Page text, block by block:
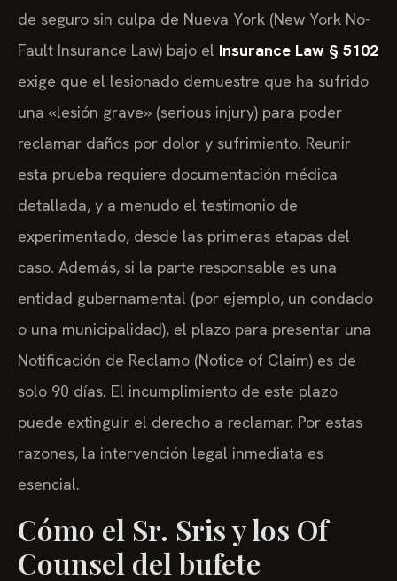
de seguro sin culpa de Nueva York (New York No-
Fault Insurance Law) bajo el Insurance Law § 5102
exige que el lesionado demuestre que ha sufrido
una «lesión grave» (serious injury) para poder
reclamar daños por dolor y sufrimiento. Reunir
esta prueba requiere documentación médica
detallada, y a menudo el testimonio de
experimentado, desde las primeras etapas del
caso. Además, si la parte responsable es una
entidad gubernamental (por ejemplo, un condado
o una municipalidad), el plazo para presentar una
Notificación de Reclamo (Notice of Claim) es de
solo 90 días. El incumplimiento de este plazo
puede extinguir el derecho a reclamar. Por estas
razones, la intervención legal inmediata es
esencial.
Cómo el Sr. Sris y los Of
Counsel del bufete